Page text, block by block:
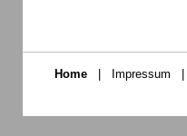
Home Impressum